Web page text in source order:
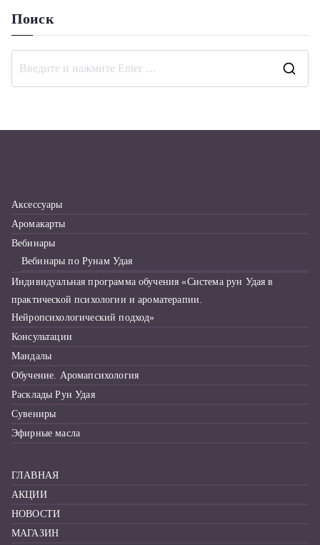
Поиск
Аксессуары
Аромакарты
Вебинары
Вебинары по Рунам Удая
Индивидуальная программа обучения «Система рун Удая в
практической психологии и ароматерапии.
Нейропсихологический подход»
Консультации
Мандалы
Обучение. Аромапсихология
Расклады Рун Удая
Сувениры
Эфирные масла
ГЛАВНАЯ
АКЦИИ
НОВОСТИ
МАГАЗИН